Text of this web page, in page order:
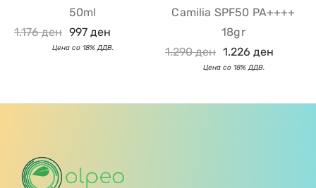
50ml
1.176ден 997 ден
Camilia SPF50 PA++++
18gr
1.290ден 1.226 ден